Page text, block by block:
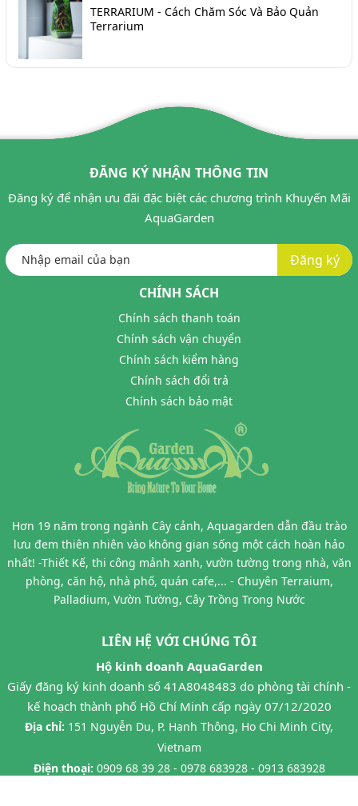
TERRARIUM - Cách Chăm Sóc Và Bảo Quản
Terrarium
ĐĂNG KÝ NHẬN THÔNG TIN
Đăng ký để nhận ưu đãi đặc biệt các chương trình Khuyến Mãi
AquaGarden
Đăng ký
CHÍNH SÁCH
Chính sách thanh toán
Chính sách vận chuyển
Chính sách kiểm hàng
Chính sách đổi trả
Chính sách bảo mật
Hơn 19 năm trong ngành Cây cảnh, Aquagarden dẫn đầu trào
lưu đem thiên nhiên vào không gian sống một cách hoàn hảo
nhất! -Thiết Kế, thi công mảnh xanh, vườn tường trong nhà, văn
phòng, căn hộ, nhà phố, quán cafe,... - Chuyên Terraium,
Palladium, Vườn Tường, Cây Trồng Trong Nước
LIÊN HỆ VỚI CHÚNG TÔI
Hộ kinh doanh AquaGarden
Giấy đăng ký kinh doanh số 41A8048483 do phòng tài chính -
kế hoạch thành phố Hồ Chí Minh cấp ngày 07/12/2020
Địa chỉ: 151 Nguyễn Du, P. Hạnh Thông, Ho Chi Minh City,
Vietnam
Điện thoại: 0909 68 39 28 - 0978 683928 - 0913 683928